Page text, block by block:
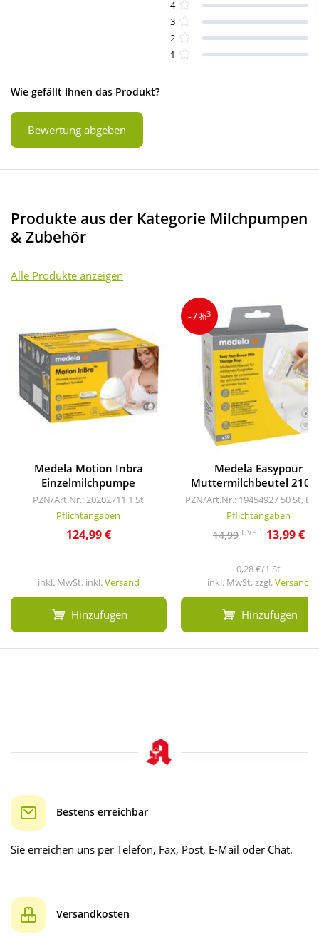
4
3
2
1
Wie gefällt Ihnen das Produkt?
Bewertung abgeben
Produkte aus der Kategorie Milchpumpen
& Zubehör
Alle Produkte anzeigen
Medela Motion Inbra
Einzelmilchpumpe
PZN/Art.Nr.: 20202711 1 St
Pflichtangaben
124,99 €
inkl. MwSt. inkl.Versand
Hinzufügen
-7%3
Medela Easypour
Muttermilchbeutel 210
PZN/Art.Nr.: 19454927 50 St,
Pflichtangaben
14,99 UVP 1 13,99 €
0,28 €/1 St
inkl. MwSt. zzgl.Versand
Hinzufügen
Bestens erreichbar
Sie erreichen uns per Telefon, Fax, Post, E-Mail oder Chat.
Versandkosten